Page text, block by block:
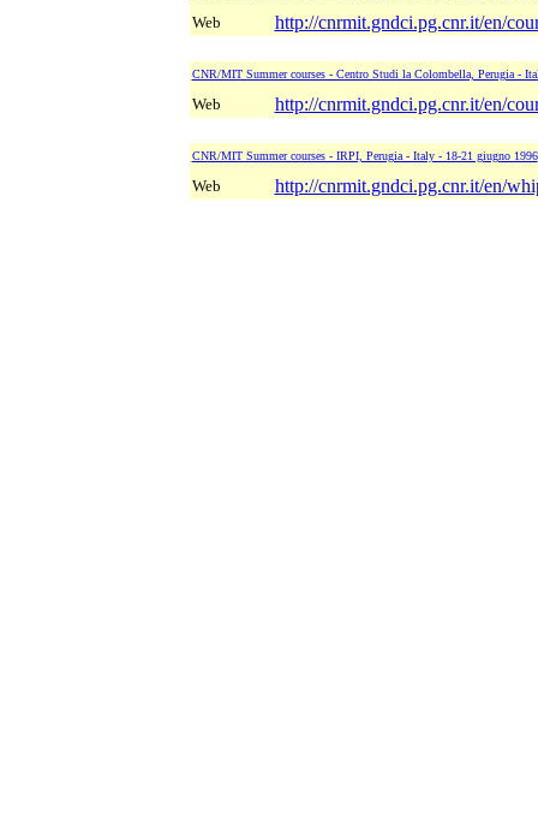
Web http://cnrmit.gndci.pg.cnr.it/en/
CNR/MIT Summer courses - Centro Studi la Colombella, Perugia -
Web http://cnrmit.gndci.pg.cnr.it/en/
CNR/MIT Summer courses - IRPI, Perugia - Italy - 18-21 giugno 1996
Web http://cnrmit.gndci.pg.cnr.it/en/